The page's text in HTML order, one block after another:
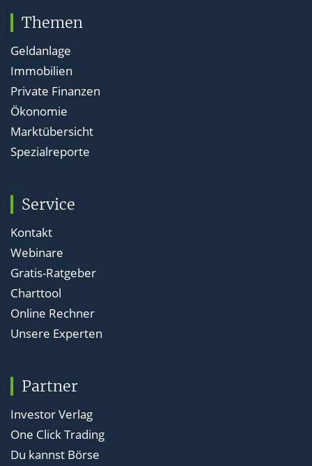
Themen
Geldanlage
Immobilien
Private Finanzen
Ökonomie
Marktübersicht
Spezialreporte
Service
Kontakt
Webinare
Gratis-Ratgeber
Charttool
Online Rechner
Unsere Experten
Partner
Investor Verlag
One Click Trading
Du kannst Börse